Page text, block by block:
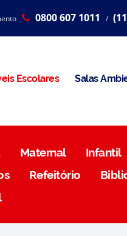
0800 607 1011 /
Escolares Salas
Maternal Infantil
Refeitório